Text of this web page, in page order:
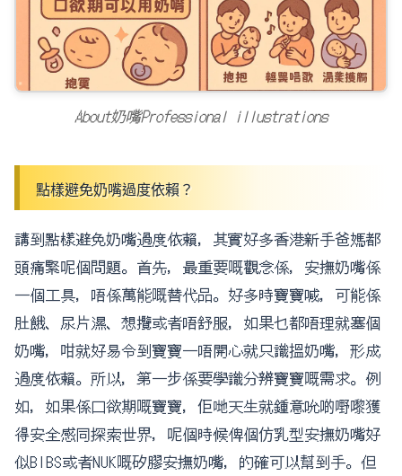
About奶嘴Professional illustrations
點樣避免奶嘴過度依賴？
講到點樣避免奶嘴過度依賴，其實好多香港新手爸媽都
頭痛緊呢個問題。首先，最重要嘅觀念係，安撫奶嘴係
一個工具，唔係萬能嘅替代品。好多時寶寶喊，可能係
肚餓、尿片濕、想攬或者唔舒服，如果乜都唔理就塞個
奶嘴，咁就好易令到寶寶一唔開心就只識搵奶嘴，形成
過度依賴。所以，第一步係要學識分辨寶寶嘅需求。例
如，如果係口欲期嘅寶寶，佢哋天生就鍾意吮啲嘢嚟獲
得安全感同探索世界，呢個時候俾個仿乳型安撫奶嘴好
似BIBS或者NUK嘅矽膠安撫奶嘴，的確可以幫到手。但